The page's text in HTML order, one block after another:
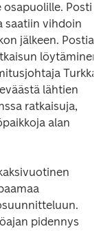
Posti
saatiin vihdoin
jälkeen.
löytäminen
Turkka
lähtien
ratkaisuja,
alan
pidennys